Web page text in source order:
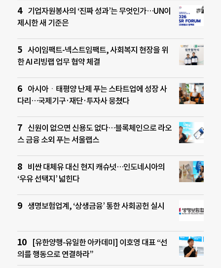
기업자원봉사의 ‘진짜 성과’는 무엇인가…UN이
제시한 새 기준은
사이임팩트-넥스트임팩트, 사회복지 현장을 위
한 AI 리빙랩 업무 협약 체결
아시아ㆍ태평양 난제 푸는 스타트업에 성장 사
다리…국제기구·재단·투자사 뭉쳤다
신원이 없으면 신용도 없다…블록체인으로 라오
스 금융 소외 푸는 서울랩스
비싼 대체유 대신 현지 캐슈넛…인도네시아의
‘우유 선택지’ 넓힌다
생명보험업계, ‘상생금융’ 통한 사회공헌 실시
[유한양행-유일한 아카데미] 이호영 대표 “선
의를 행동으로 연결하라”